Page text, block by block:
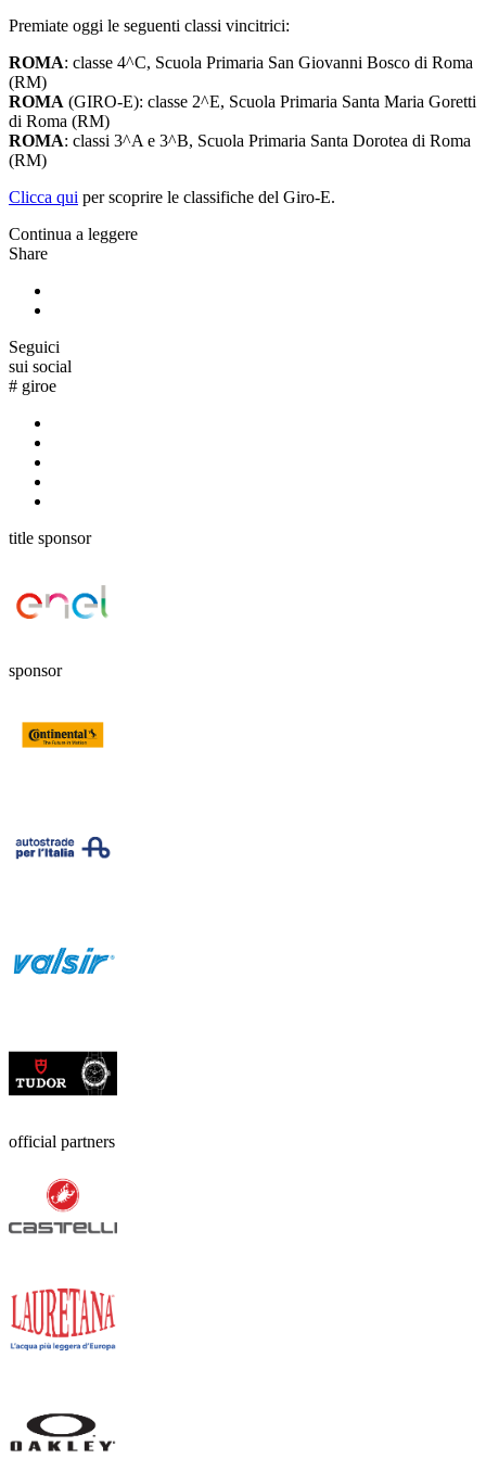
Premiate oggi le seguenti classi vincitrici:
ROMA: classe 4^C, Scuola Primaria San Giovanni Bosco di Roma
(RM)
ROMA (GIRO-E): classe 2^E, Scuola Primaria Santa Maria Goretti
di Roma (RM)
ROMA: classi 3^A e 3^B, Scuola Primaria Santa Dorotea di Roma
(RM)
Clicca qui per scoprire le classifiche del Giro-E.
Continua a leggere
Share
Seguici
sui social
# giroe
title sponsor
sponsor
official partners